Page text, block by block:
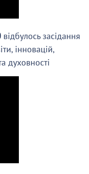
відбулось засідання
інновацій,
духовності